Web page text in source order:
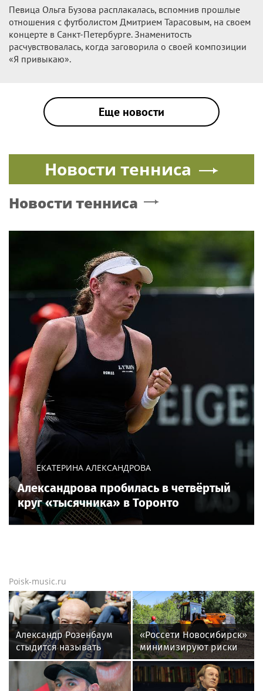
Певица Ольга Бузова расплакалась, вспомнив прошлые
отношения с футболистом Дмитрием Тарасовым, на своем
концерте в Санкт-Петербурге. Знаменитость
расчувствовалась, когда заговорила о своей композиции
«Я привыкаю».
Еще новости
Новости тенниса
Новости тенниса
ЕКАТЕРИНА АЛЕКСАНДРОВА
Александрова пробилась в четвёртый
круг «тысячника» в Торонто
Poisk-music.ru
Александр Розенбаум
стыдится называть
себя звездой
«Россети Новосибирск»
минимизируют риски
повреждений ЛЭП за
счет масштабной
расчистки просек